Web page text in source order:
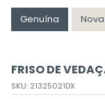
Genuína Nova
FRISO DE
SKU: 21325021DX